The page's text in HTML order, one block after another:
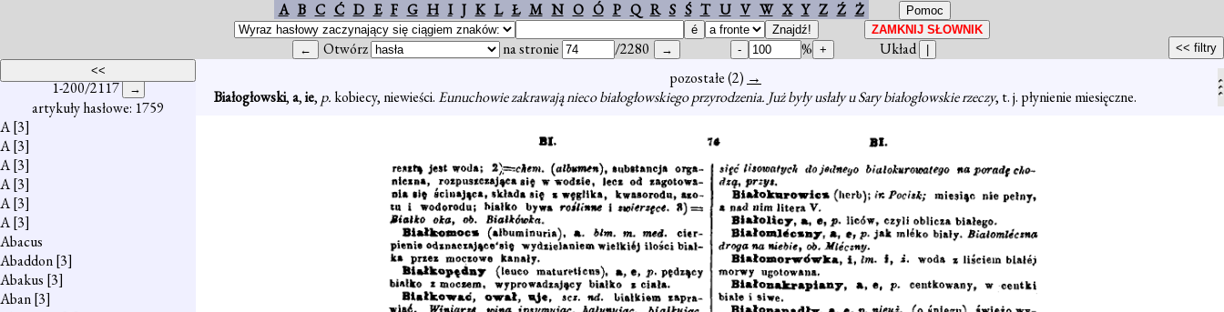
A B C Ć D E F G H I J K L Ł M N O Ó P Q R S Ś T U V W X Y Z Ź Ż
Otwórz na stronie /2280 % Układ
1-200/2117
artykuły hasłowe: 1759
A[3]
A[3]
A[3]
A[3]
A[3]
A[3]
Abacus
Abaddon[3]
Abakus [3]
Aban[3]
pozostałe (2) →
Białogłowski,a,ie, p. kobiecy, niewieści. Eunuchowie zakrawają nieco białogłowskiego przyrodzenia. Już były usłały u Sary białogłowskie rzeczy, t. j. płynienie miesięczne.